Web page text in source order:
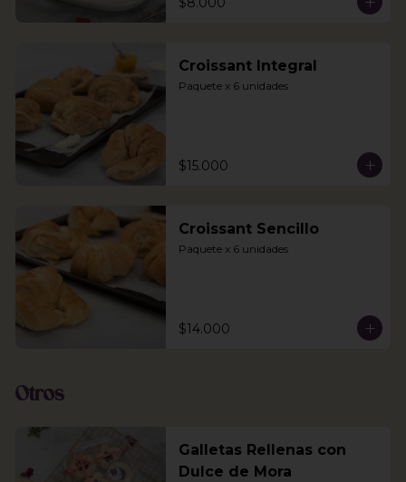
Croissant Integral
Paquete x 6 unidades
$15.000
Croissant Sencillo
Paquete x 6 unidades
$14.000
Otros
Galletas Rellenas con
Dulce de Mora